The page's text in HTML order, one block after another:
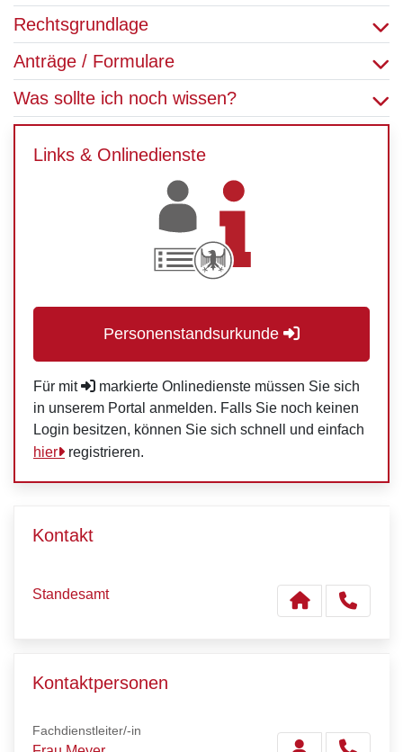
Rechtsgrundlage
Anträge / Formulare
Was sollte ich noch wissen?
Links & Onlinedienste
Personenstandsurkunde
Für mit
markierte Onlinedienste müssen Sie sich
in unserem Portal anmelden. Falls Sie noch keinen
Login besitzen, können Sie sich schnell und einfach
hier
registrieren.
Kontakt
Standesamt
Kontaktpersonen
Fachdienstleiter/-in